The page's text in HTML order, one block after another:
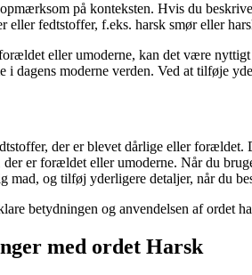
på konteksten. Hvis du
eller fedtstoffer, f.eks. harsk smør eller
eller umoderne, kan det være
i dagens moderne verden. Ved at tilføje
der er blevet dårlige eller
er forældet eller umoderne. Når du
mad, og tilføj yderligere detaljer, når du
betydningen og anvendelsen af
med ordet Harsk